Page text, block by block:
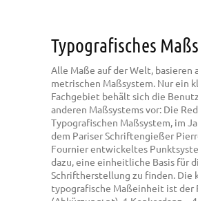
Typografisches
Alle Maße auf der Welt, basieren
metrischen Maßsystem. Nur ein
Fachgebiet behält sich die
anderen Maßsystems vor: Die
Typografischen Maßsystem, im
dem Pariser Schriftengießer
Fournier entwickeltes
dazu, eine einheitliche Basis für
Schriftherstellung zu finden. Die
typografische Maßeinheit ist der